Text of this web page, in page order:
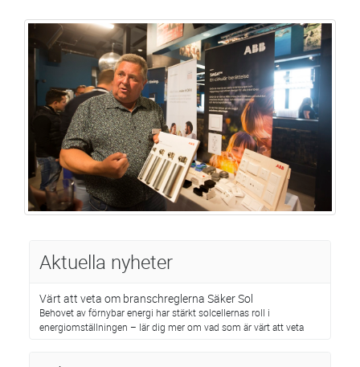
Aktuella nyheter
Värt att veta om branschreglerna Säker Sol
Behovet av förnybar energi har stärkt solcellernas roll i
energiomställningen – lär dig mer om vad som är värt att veta